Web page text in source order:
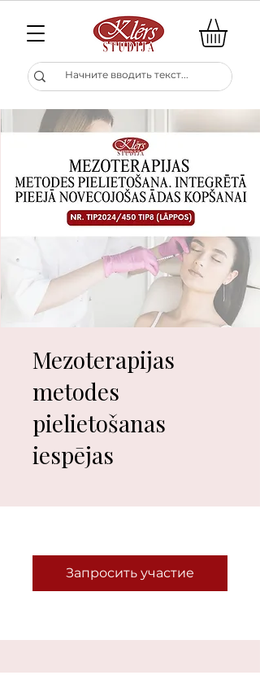
Mezoterapijas
metodes
pielietošanas
iespējas
Запросить участие